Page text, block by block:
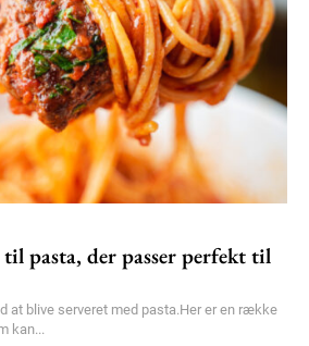
pasta, der passer perfekt til
at blive serveret med pasta.Her er en række
kan...